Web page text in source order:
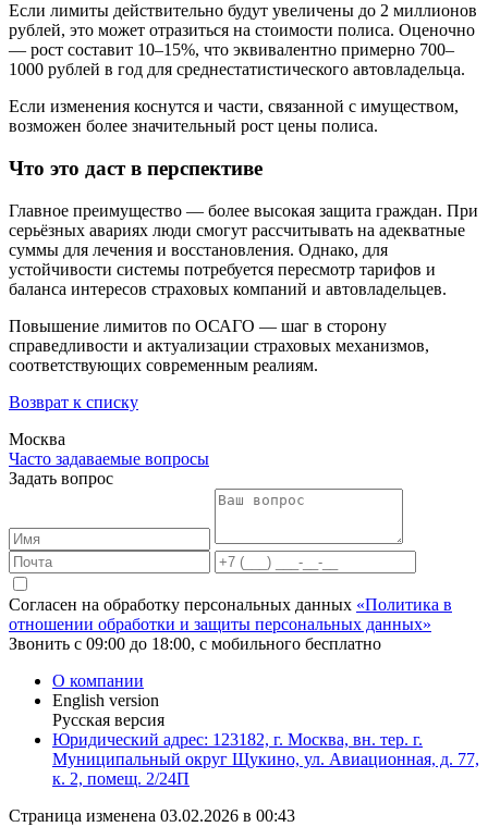
Если лимиты действительно будут увеличены до 2 миллионов
рублей, это может отразиться на стоимости полиса. Оценочно
— рост составит 10–15%, что эквивалентно примерно 700–
1000 рублей в год для среднестатистического автовладельца.
Если изменения коснутся и части, связанной с имуществом,
возможен более значительный рост цены полиса.
Что это даст в перспективе
Главное преимущество — более высокая защита граждан. При
серьёзных авариях люди смогут рассчитывать на адекватные
суммы для лечения и восстановления. Однако, для
устойчивости системы потребуется пересмотр тарифов и
баланса интересов страховых компаний и автовладельцев.
Повышение лимитов по ОСАГО — шаг в сторону
справедливости и актуализации страховых механизмов,
соответствующих современным реалиям.
Возврат к списку
Москва
Часто задаваемые вопросы
Задать вопрос
Согласен на обработку персональных данных «Политика в
отношении обработки и защиты персональных данных»
Звонить с 09:00 до 18:00, с мобильного бесплатно
О компании
English version
Русская версия
Юридический адрес: 123182, г. Москва, вн. тер. г.
Муниципальный округ Щукино, ул. Авиационная, д. 77,
к. 2, помещ. 2/24П
Страница изменена